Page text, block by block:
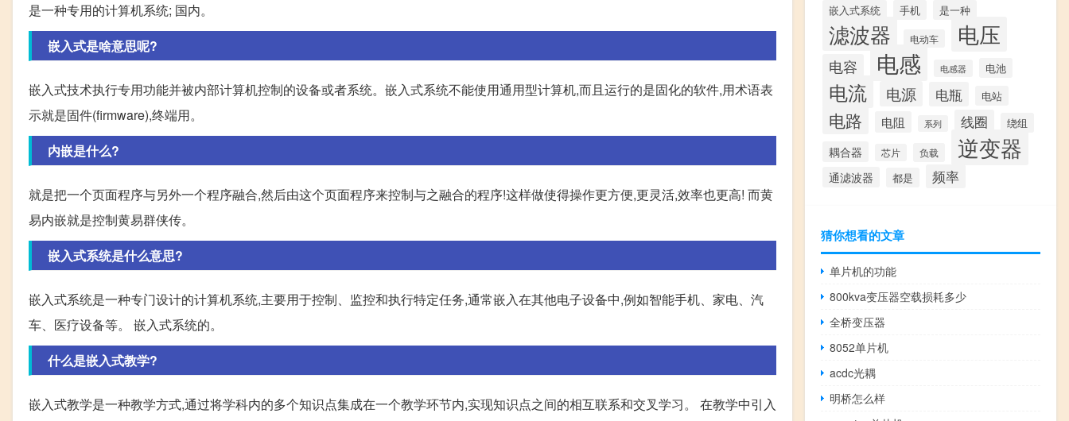
是一种专用的计算机系统; 国内。
嵌入式是啥意思呢?
嵌入式技术执行专用功能并被内部计算机控制的设备或者系统。嵌入式系统不能使用通用型计算机,而且运行的是固化的软件,用术语表
示就是固件(firmware),终端用。
内嵌是什么?
就是把一个页面程序与另外一个程序融合,然后由这个页面程序来控制与之融合的程序!这样做使得操作更方便,更灵活,效率也更高! 而黄
易内嵌就是控制黄易群侠传。
嵌入式系统是什么意思?
嵌入式系统是一种专门设计的计算机系统,主要用于控制、监控和执行特定任务,通常嵌入在其他电子设备中,例如智能手机、家电、汽
车、医疗设备等。 嵌入式系统的。
什么是嵌入式教学?
嵌入式教学是一种教学方式,通过将学科内的多个知识点集成在一个教学环节内,实现知识点之间的相互联系和交叉学习。 在教学中引入
嵌入式系统 手机 是一种
滤波器 电动车 电压
电容 电感 电感器 电池
电流 电源 电瓶 电站
电路 电阻 系列 线圈 绕组
耦合器 芯片 负载 逆变器
通滤波器 都是 频率
猜你想看的文章
单片机的功能
800kva变压器空载损耗多少
全桥变压器
8052单片机
acdc光耦
明桥怎么样